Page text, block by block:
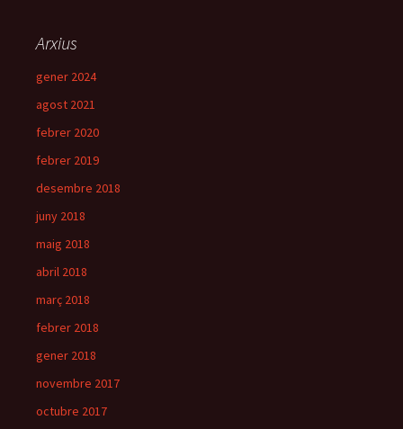
Arxius
gener 2024
agost 2021
febrer 2020
febrer 2019
desembre 2018
juny 2018
maig 2018
abril 2018
març 2018
febrer 2018
gener 2018
novembre 2017
octubre 2017